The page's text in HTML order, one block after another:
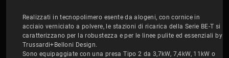
Realizzati in tecnopolimero esente da alogeni, con cornice in
acciaio verniciato a polvere, le stazioni di ricarica della Serie BE-T si
caratterizzano per la robustezza e per le linee pulite ed essenziali by
Trussardi+Belloni Design.
Sono equipaggiate con una presa Tipo 2 da 3,7kW, 7,4kW, 11kW o